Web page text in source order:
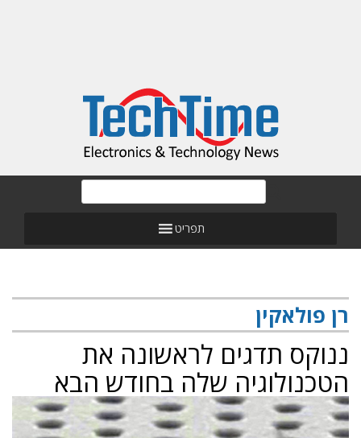
תפריט
רן פולאקין
ננוקס תדגים לראשונה את
הטכנולוגיה שלה בחודש הבא